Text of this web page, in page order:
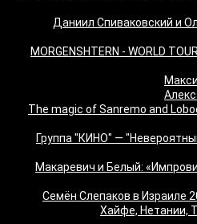
"Даниил Спиваковский и
MORGENSHTERN - WORLD
"The magic of Sanremo and
Группа "КИНО" —
Макаревич и Белый:
Семён Слепаков в Израиле
Хайфе, Нетании,